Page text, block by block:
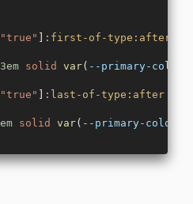
"true" :first-of-type:after
solid var( --primary-color
"true" :last-of-type:after
solid var( --primary-color